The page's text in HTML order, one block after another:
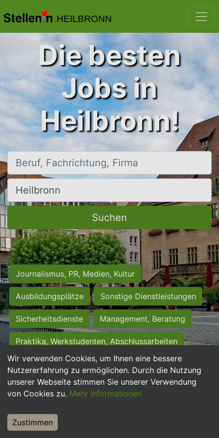
HEILBRONN
Wir verwenden Cookies, um Ihnen eine bessere
Nutzererfahrung zu ermöglichen. Durch die Nutzung
unserer Webseite stimmen Sie unserer Verwendung
von Cookies zu. Mehr Informationen
Zustimmen
Die besten
Jobs in
Heilbronn!
Beruf, Fachrichtung, Firma
Ort, Stadt
Suchen
Journalismus, PR, Medien, Kultur
Ausbildungsplätze Sonstige Dienstleistungen
Sicherheitsdienste Management, Beratung
Praktika, Werkstudenten, Abschlussarbeiten
Personalwesen Assistenz, Sekretariat
Hilfskräfte, Aushilfs- und Nebenjobs
Weiterbildung, Studium, duale Ausbildung